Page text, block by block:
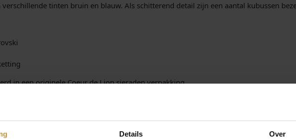
Details Over
tinten bruin en blauw. Als schitterend detail zijn een aantal kubussen
in een originele Coeur de Lion sieraden verpakking.
Coeur de Lion sieraden
Gratis verzekerde verzending in NL.